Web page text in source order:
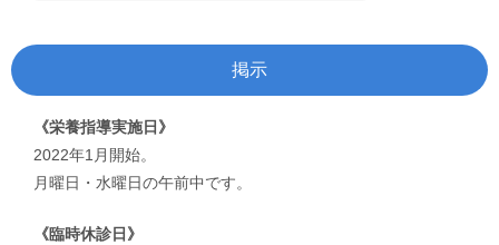
掲示
《栄養指導実施日》
2022年1月開始。
月曜日・水曜日の午前中です。
《臨時休診日》